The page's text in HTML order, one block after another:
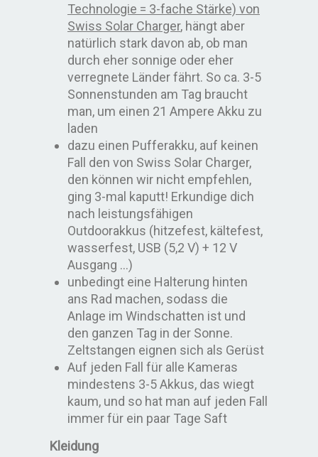
Technologie = 3-fache Stärke) von
Swiss Solar Charger, hängt aber
natürlich stark davon ab, ob man
durch eher sonnige oder eher
verregnete Länder fährt. So ca. 3-5
Sonnenstunden am Tag braucht
man, um einen 21 Ampere Akku zu
laden
dazu einen Pufferakku, auf keinen
Fall den von Swiss Solar Charger,
den können wir nicht empfehlen,
ging 3-mal kaputt! Erkundige dich
nach leistungsfähigen
Outdoorakkus (hitzefest, kältefest,
wasserfest, USB (5,2 V) + 12 V
Ausgang …)
unbedingt eine Halterung hinten
ans Rad machen, sodass die
Anlage im Windschatten ist und
den ganzen Tag in der Sonne.
Zeltstangen eignen sich als Gerüst
Auf jeden Fall für alle Kameras
mindestens 3-5 Akkus, das wiegt
kaum, und so hat man auf jeden Fall
immer für ein paar Tage Saft
Kleidung